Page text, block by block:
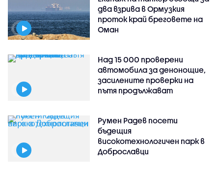
два взрива в Ормузкия
проток край бреговете на
Оман
Над 15 000 проверени
автомобила за денонощие,
засилените проверки на
пътя продължават
Румен Радев посети
бъдещия
високотехнологичен парк в
Доброславци